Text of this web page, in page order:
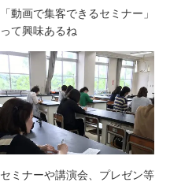
「動画で集客できるセミナー」
って興味あるね
セミナーや講演会、プレゼン等